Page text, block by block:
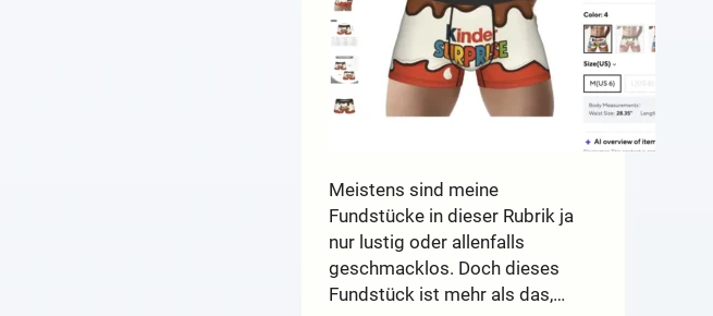
Meistens sind meine
Fundstücke in dieser Rubrik ja
nur lustig oder allenfalls
geschmacklos. Doch dieses
Fundstück ist mehr als das,…